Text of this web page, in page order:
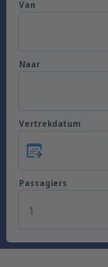
Van
Naar
Vertrekdatum
Passagiers
1